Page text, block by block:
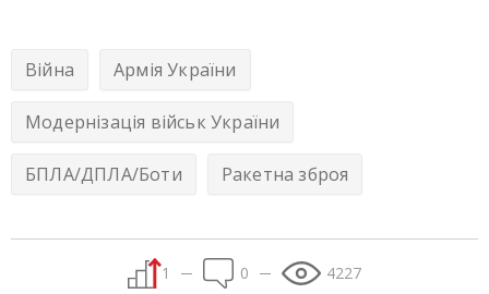
Війна Армія України
Модернізація військ України
БПЛА/ДПЛА/Боти Ракетна зброя
1 0 4227